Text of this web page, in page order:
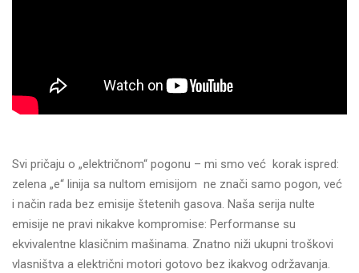
Svi pričaju o „električnom“ pogonu – mi smo već korak ispred:
zelena „e“ linija sa nultom emisijom ne znači samo pogon, već
i način rada bez emisije štetenih gasova. Naša serija nulte
emisije ne pravi nikakve kompromise: Performanse su
ekvivalentne klasičnim mašinama. Znatno niži ukupni troškovi
vlasništva a električni motori gotovo bez ikakvog održavanja.